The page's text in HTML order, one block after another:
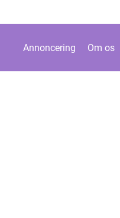
Annoncering Om os